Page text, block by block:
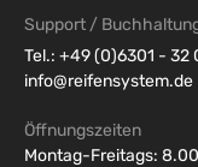
Support /
Tel.: +49 (0)6301 - 32
info@reifensystem.de
Öffnungszeiten
Montag-Freitags: